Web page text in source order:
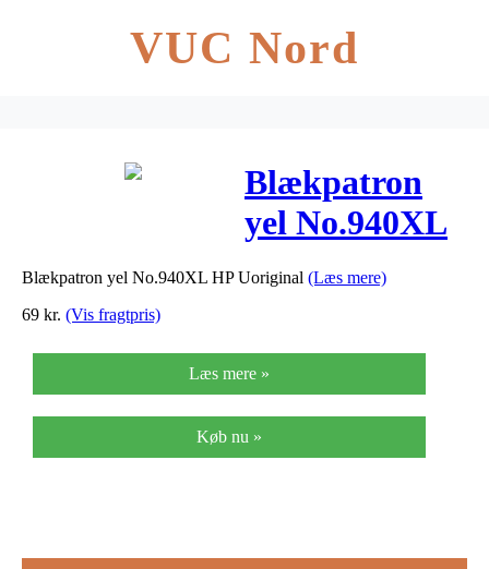
VUC Nord
Blækpatron
yel No.940XL
HP Uoriginal
Blækpatron yel No.940XL HP Uoriginal (Læs mere)
69 kr. (Vis fragtpris)
Læs mere »
Køb nu »